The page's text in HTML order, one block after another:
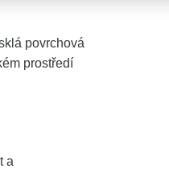
povrchová
prostředí
a